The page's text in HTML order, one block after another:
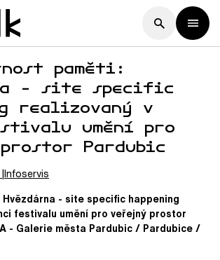
paměti:
- site specific
realizovaný v
umění pro
Pardubic
Infoservis
- site specific happening
festivalu umění pro veřejný prostor
- Galerie města Pardubic / Pardubice /